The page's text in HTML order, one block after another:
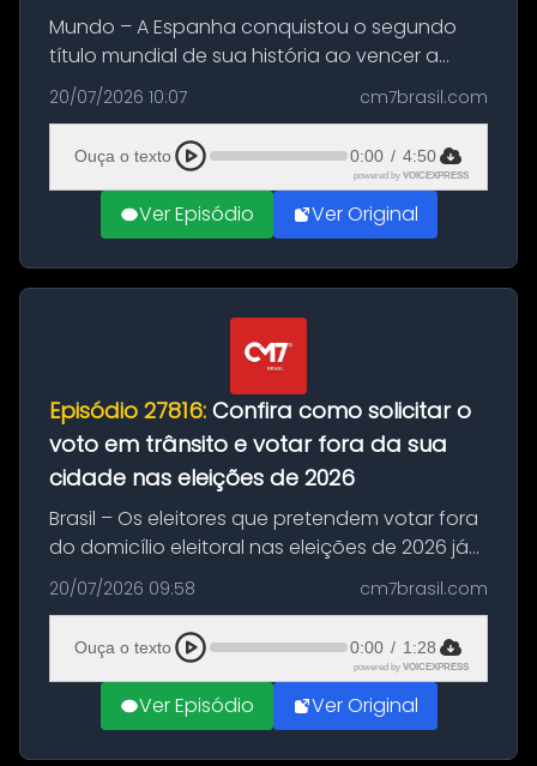
Mundo – A Espanha conquistou o segundo
título mundial de sua história ao vencer a
Argentina por 1 a 0, neste domingo (19), na
decisão da Copa do Mundo de 2026. Depois
de um duelo sem gols durante o te...
20/07/2026 10:07 cm7brasil.com
Ouça o texto 0:00 / 4:50
powered by VOICEXPRESS
Ver Episódio Ver Original
Episódio 27816: Confira como solicitar o
voto em trânsito e votar fora da sua
cidade nas eleições de 2026
Brasil – Os eleitores que pretendem votar fora
do domicílio eleitoral nas eleições de 2026 já
podem solicitar o voto em trânsito a partir
desta segunda-feira (20). O pedido pode ser
feito até 20 de ag...
20/07/2026 09:58 cm7brasil.com
Ouça o texto 0:00 / 1:28
powered by VOICEXPRESS
Ver Episódio Ver Original